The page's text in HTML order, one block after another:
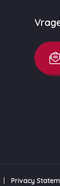
Privacy